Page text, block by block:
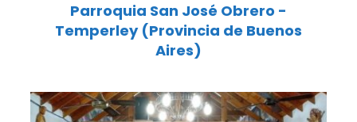
Parroquia San José Obrero -
Temperley (Provincia de Buenos
Aires)